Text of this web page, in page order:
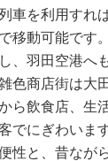
車を利用すれ
移動可能です
、羽田空港へ
色商店街は大
ら飲食店、生
でにぎわいま
性と、昔なが